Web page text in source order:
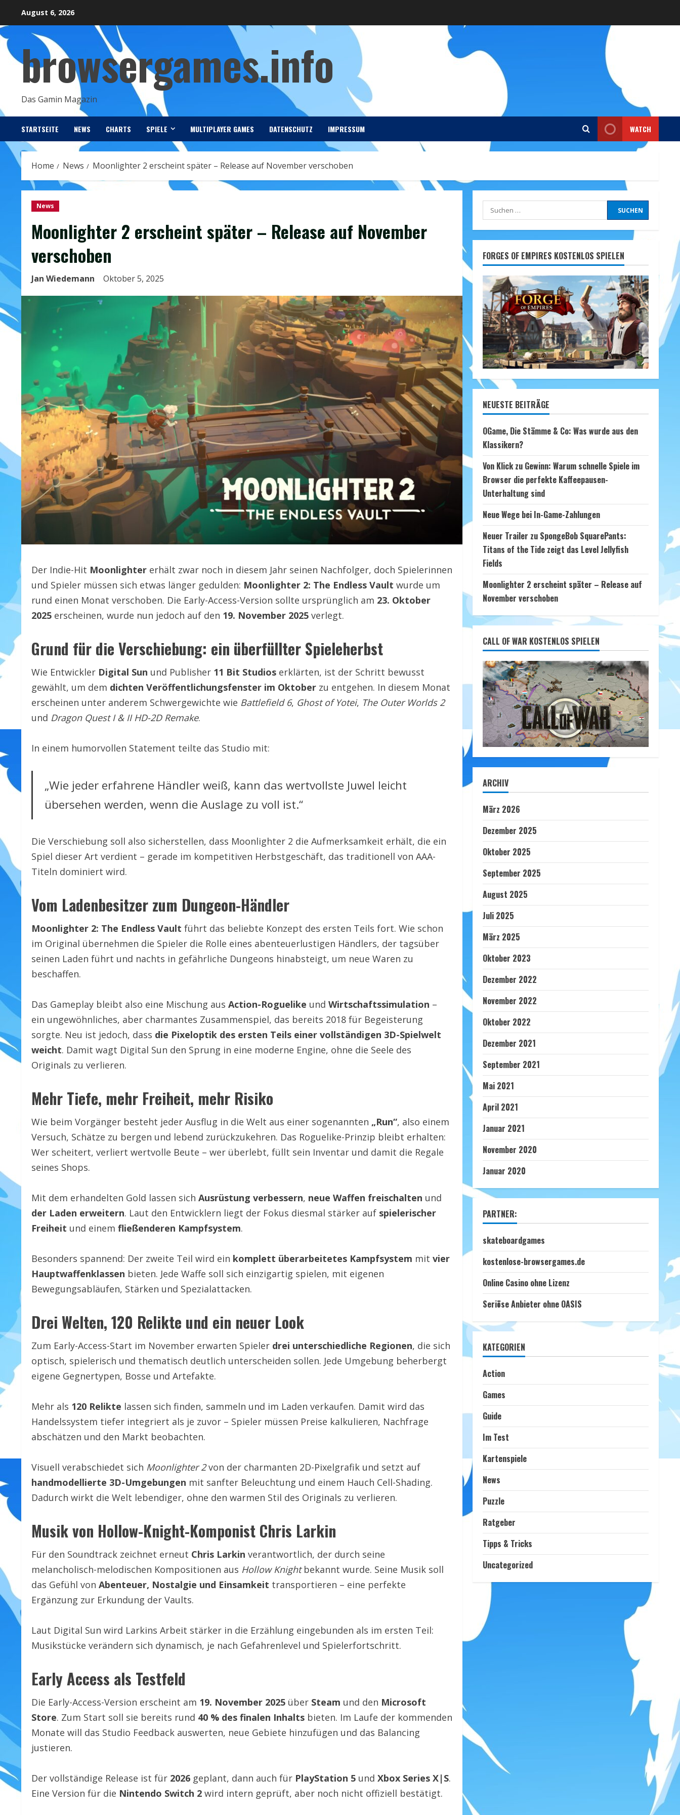
content
August 6, 2026
browsergames.info
Das Gamin Magazin
STARTSEITE NEWS CHARTS SPIELE MULTIPLAYER GAMES DATENSCHUTZ IMPRESSUM WATCH
Home News Moonlighter 2 erscheint später – Release auf November verschoben
News
Moonlighter 2 erscheint später – Release auf November
verschoben
Jan Wiedemann Oktober 5, 2025
Der Indie-Hit Moonlighter erhält zwar noch in diesem Jahr seinen Nachfolger, doch Spielerinnen
und Spieler müssen sich etwas länger gedulden: Moonlighter 2: The Endless Vault wurde um
rund einen Monat verschoben. Die Early-Access-Version sollte ursprünglich am 23. Oktober
2025 erscheinen, wurde nun jedoch auf den 19. November 2025 verlegt.
Grund für die Verschiebung: ein überfüllter Spieleherbst
Wie Entwickler Digital Sun und Publisher 11 Bit Studios erklärten, ist der Schritt bewusst
gewählt, um dem dichten Veröffentlichungsfenster im Oktober zu entgehen. In diesem Monat
erscheinen unter anderem Schwergewichte wie Battlefield 6, Ghost of Yotei, The Outer Worlds 2
und Dragon Quest I & II HD-2D Remake.
In einem humorvollen Statement teilte das Studio mit:
„Wie jeder erfahrene Händler weiß, kann das wertvollste Juwel leicht
übersehen werden, wenn die Auslage zu voll ist.“
Die Verschiebung soll also sicherstellen, dass Moonlighter 2 die Aufmerksamkeit erhält, die ein
Spiel dieser Art verdient – gerade im kompetitiven Herbstgeschäft, das traditionell von AAA-
Titeln dominiert wird.
Vom Ladenbesitzer zum Dungeon-Händler
Moonlighter 2: The Endless Vault führt das beliebte Konzept des ersten Teils fort. Wie schon
im Original übernehmen die Spieler die Rolle eines abenteuerlustigen Händlers, der tagsüber
seinen Laden führt und nachts in gefährliche Dungeons hinabsteigt, um neue Waren zu
beschaffen.
Das Gameplay bleibt also eine Mischung aus Action-Roguelike und Wirtschaftssimulation –
ein ungewöhnliches, aber charmantes Zusammenspiel, das bereits 2018 für Begeisterung
sorgte. Neu ist jedoch, dass die Pixeloptik des ersten Teils einer vollständigen 3D-Spielwelt
weicht. Damit wagt Digital Sun den Sprung in eine moderne Engine, ohne die Seele des
Originals zu verlieren.
Mehr Tiefe, mehr Freiheit, mehr Risiko
Wie beim Vorgänger besteht jeder Ausflug in die Welt aus einer sogenannten „Run“, also einem
Versuch, Schätze zu bergen und lebend zurückzukehren. Das Roguelike-Prinzip bleibt erhalten:
Wer scheitert, verliert wertvolle Beute – wer überlebt, füllt sein Inventar und damit die Regale
seines Shops.
Mit dem erhandelten Gold lassen sich Ausrüstung verbessern, neue Waffen freischalten und
der Laden erweitern. Laut den Entwicklern liegt der Fokus diesmal stärker auf spielerischer
Freiheit und einem fließenderen Kampfsystem.
Besonders spannend: Der zweite Teil wird ein komplett überarbeitetes Kampfsystem mit vier
Hauptwaffenklassen bieten. Jede Waffe soll sich einzigartig spielen, mit eigenen
Bewegungsabläufen, Stärken und Spezialattacken.
Drei Welten, 120 Relikte und ein neuer Look
Zum Early-Access-Start im November erwarten Spieler drei unterschiedliche Regionen, die sich
optisch, spielerisch und thematisch deutlich unterscheiden sollen. Jede Umgebung beherbergt
eigene Gegnertypen, Bosse und Artefakte.
Mehr als 120 Relikte lassen sich finden, sammeln und im Laden verkaufen. Damit wird das
Handelssystem tiefer integriert als je zuvor – Spieler müssen Preise kalkulieren, Nachfrage
abschätzen und den Markt beobachten.
Visuell verabschiedet sich Moonlighter 2von der charmanten 2D-Pixelgrafik und setzt auf
handmodellierte 3D-Umgebungen mit sanfter Beleuchtung und einem Hauch Cell-Shading.
Dadurch wirkt die Welt lebendiger, ohne den warmen Stil des Originals zu verlieren.
Musik von Hollow-Knight-Komponist Chris Larkin
Für den Soundtrack zeichnet erneut Chris Larkin verantwortlich, der durch seine
melancholisch-melodischen Kompositionen aus Hollow Knightbekannt wurde. Seine Musik soll
das Gefühl von Abenteuer, Nostalgie und Einsamkeit transportieren – eine perfekte
Ergänzung zur Erkundung der Vaults.
Laut Digital Sun wird Larkins Arbeit stärker in die Erzählung eingebunden als im ersten Teil:
Musikstücke verändern sich dynamisch, je nach Gefahrenlevel und Spielerfortschritt.
Early Access als Testfeld
Die Early-Access-Version erscheint am 19. November 2025 über Steam und den Microsoft
Store. Zum Start soll sie bereits rund 40 % des finalen Inhalts bieten. Im Laufe der kommenden
Monate will das Studio Feedback auswerten, neue Gebiete hinzufügen und das Balancing
justieren.
Der vollständige Release ist für 2026 geplant, dann auch für PlayStation 5 und Xbox Series X|S.
Eine Version für die Nintendo Switch 2 wird intern geprüft, aber noch nicht offiziell bestätigt.
Suchen
nach:
FORGES OF EMPIRES KOSTENLOS SPIELEN
NEUESTE BEITRÄGE
OGame, Die Stämme & Co: Was wurde aus den
Klassikern?
Von Klick zu Gewinn: Warum schnelle Spiele im
Browser die perfekte Kaffeepausen-
Unterhaltung sind
Neue Wege bei In-Game-Zahlungen
Neuer Trailer zu SpongeBob SquarePants:
Titans of the Tide zeigt das Level Jellyfish
Fields
Moonlighter 2 erscheint später – Release auf
November verschoben
CALL OF WAR KOSTENLOS SPIELEN
ARCHIV
März 2026
Dezember 2025
Oktober 2025
September 2025
August 2025
Juli 2025
März 2025
Oktober 2023
Dezember 2022
November 2022
Oktober 2022
Dezember 2021
September 2021
Mai 2021
April 2021
Januar 2021
November 2020
Januar 2020
PARTNER:
skateboardgames
kostenlose-browsergames.de
Online Casino ohne Lizenz
Seriöse Anbieter ohne OASIS
KATEGORIEN
Action
Games
Guide
Im Test
Kartenspiele
News
Puzzle
Ratgeber
Tipps & Tricks
Uncategorized